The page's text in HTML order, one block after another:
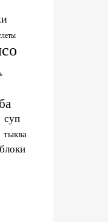
суп
тыква